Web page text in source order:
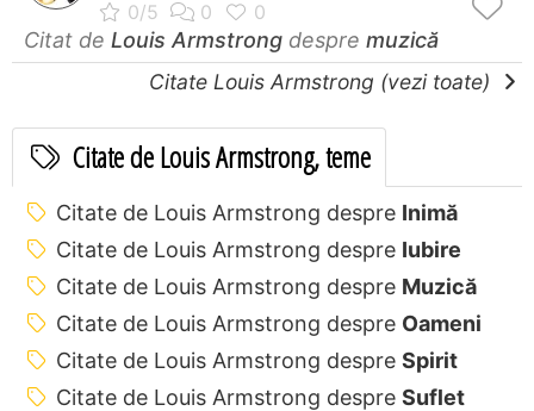
Citat de Louis Armstrong despre muzică
Citate Louis Armstrong (vezi toate)
Citate de Louis Armstrong, teme
Citate de Louis Armstrong despre Inimă
Citate de Louis Armstrong despre Iubire
Citate de Louis Armstrong despre Muzică
Citate de Louis Armstrong despre Oameni
Citate de Louis Armstrong despre Spirit
Citate de Louis Armstrong despre Suflet